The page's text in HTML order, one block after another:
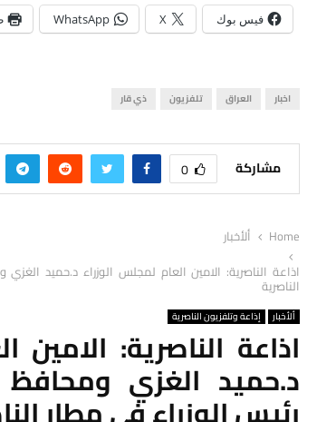
فيس بوك X
WhatsApp
اخبار العراق تلفزيون ذي قار
مشاركة 0
Home
ألأخبار
اذاعة الناصرية: الامين العام لمجلس الوزراء د.حميد
الناصرية
ألأخبار إذاعة وتلفزيون الناصرية
اذاعة الناصرية: الامين
د.حميد الغزي